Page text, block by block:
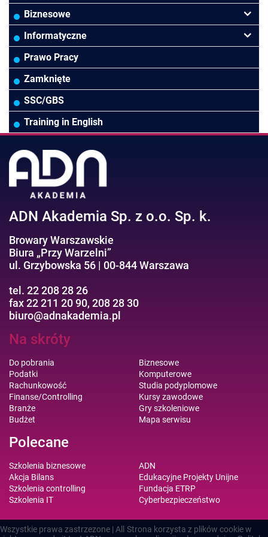
Finanse
Controlling
Rady Nadzorcze/Zarząd
Biura rachunkowe
Budownictwo/Deweloperka
HoReCa
TSL
Ubezpieczenia
Wodociągi/Kanalizacja
Pozostałe branże
Rachunkowość Budżetowa
Kadry i płace
Prawo
Podatki
Pozostałe
Biznesowe
Przywództwo/Zarządzanie
Zarządzanie projektami/Procesami
HR/Zarządzanie Kapitałem Ludzkim
Prawo pracy
Asystentka/Sekretarka
Efektywność osobista//Wellbeing
Informatyczne
MS Excel/Makra/VBA
Online Power BI/Power Query/Dashboardy
MS 365/SharePoint/Bazy danych
MS Project/Word/PowerPoint
Prawo Pracy
Zamknięte
SSC/GBS
Training in English
ADN Akademia Sp. z o.o. Sp. k.
Browary Warszawskie
Biura „Przy Warzelni”
ul. Grzybowska 56 | 00-844 Warszawa
tel. 22 208 28 26
fax 22 211 20 90, 208 28 30
biuro@adnakademia.pl
Na skróty
Do pobrania
Podatki
Rachunkowość
Finanse/Controlling
Branże
Budżet
Biznesowe
Komputerowe
Studia podyplomowe
Kursy zawodowe
Gry szkoleniowe
Mapa serwisu
Polecane
Szkolenia biznesowe
Akcja Bilans
Szkolenia controlling
Szkolenia IT
ADN
Edukacyjne Projekty Unijne
Fundacja ETRP
Cyberbezpieczeństwo
Wszystkie prawa zastrzezone | All
Strona korzysta z plików cookie w